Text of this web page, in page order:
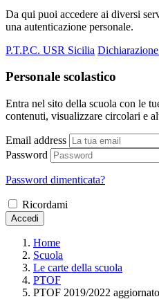
Da qui puoi accedere ai diversi
una autenticazione personale.
P.T.P.C. USR Sicilia
Personale scolastico
Entra nel sito della scuola con le
contenuti, visualizzare circolari e
Email address
Password
Password dimenticata?
Ricordami
Accedi
Home
Scuola
Le carte della scuola
PTOF
PTOF 2019/2022 aggiornato